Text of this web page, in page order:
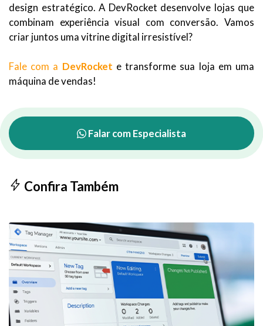
design estratégico. A DevRocket desenvolve lojas que
combinam experiência visual com conversão. Vamos
criar juntos uma vitrine digital irresistível?
Fale com a DevRocket e transforme sua loja em uma
máquina de vendas!
Falar com Especialista
Confira Também